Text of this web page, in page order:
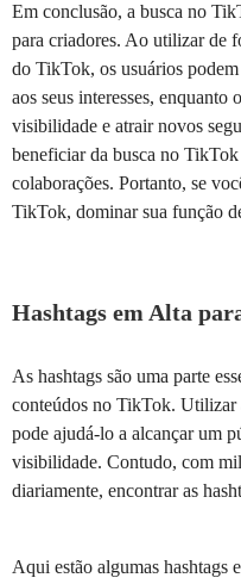
Em conclusão, a busca no
para criadores. Ao utilizar de
do TikTok, os usuários
aos seus interesses, enquanto
visibilidade e atrair novos
beneficiar da busca no
colaborações. Portanto, se
TikTok, dominar sua função
Hashtags em Alta
As hashtags são uma parte
conteúdos no TikTok. Utilizar
pode ajudá-lo a alcançar um
visibilidade. Contudo, com
diariamente, encontrar as
Aqui estão algumas hashtags